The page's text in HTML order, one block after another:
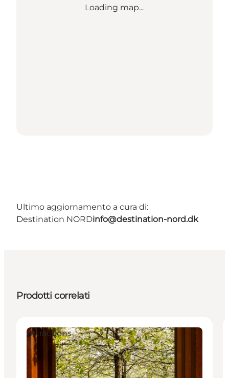
Loading map...
Ultimo aggiornamento a cura di:
Destination NORDinfo@destination-nord.dk
Prodotti correlati
Attractions